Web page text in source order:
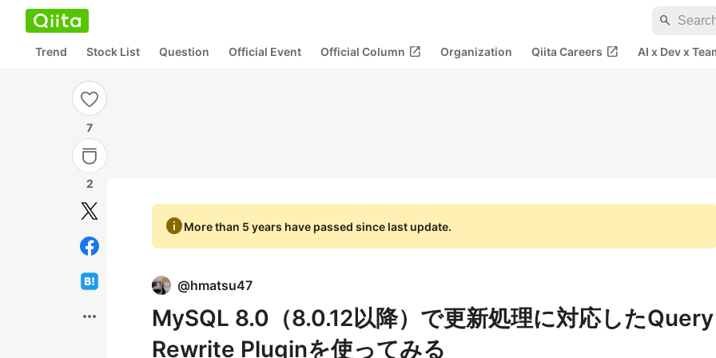
search
Trend Stock List Question Official Event Official Column open_in_new Organization Qiita Careers open_in_new AI x Dev x
7
2
more_horiz
infoMore than 5 years have passed since last update.
@hmatsu47
MySQL 8.0（8.0.12以降）で更新処理に対応したQuery
Rewrite Pluginを使ってみる